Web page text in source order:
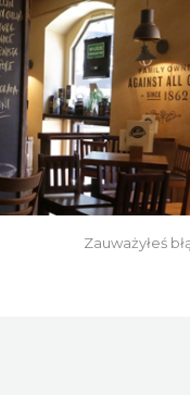
Zauważyłeś